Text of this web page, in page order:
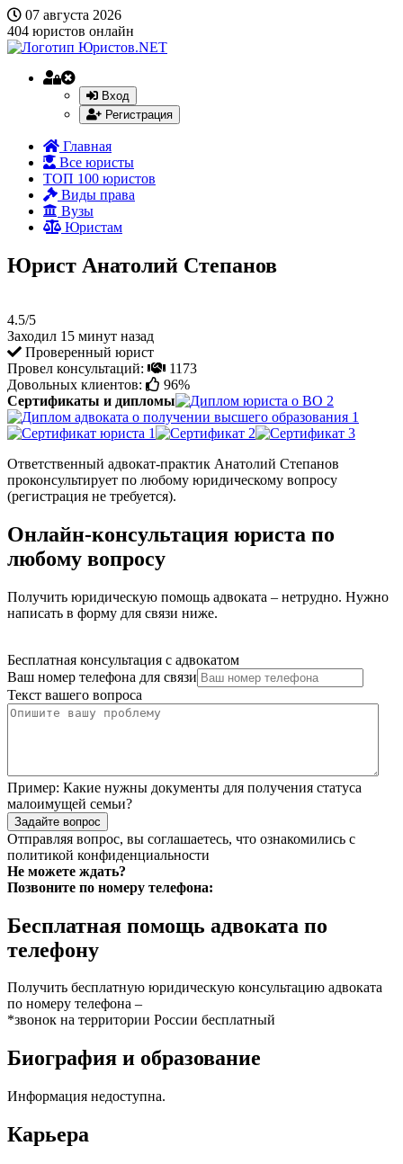
07 августа 2026
404 юристов онлайн
Вход
Регистрация
Главная
Все юристы
ТОП 100 юристов
Виды права
Вузы
Юристам
Юрист Анатолий Степанов
4.5/5
Заходил 15 минут назад
Проверенный юрист
Провел консультаций:
1173
Довольных клиентов:
96%
Сертификаты и дипломы
Ответственный адвокат-практик Анатолий Степанов
проконсультирует по любому юридическому вопросу
(регистрация не требуется).
Онлайн-консультация юриста по
любому вопросу
Получить юридическую помощь адвоката – нетрудно. Нужно
написать в форму для связи ниже.
Бесплатная консультация с адвокатом
Ваш номер телефона для связи
Текст вашего вопроса
Пример: Какие нужны документы для получения статуса
малоимущей семьи?
Задайте вопрос
Отправляя вопрос, вы соглашаетесь, что ознакомились с
политикой конфиденциальности
Не можете ждать?
Позвоните по номеру телефона:
Бесплатная помощь адвоката по
телефону
Получить бесплатную юридическую консультацию адвоката
по номеру телефона –
*звонок на территории России бесплатный
Биография и образование
Информация недоступна.
Карьера